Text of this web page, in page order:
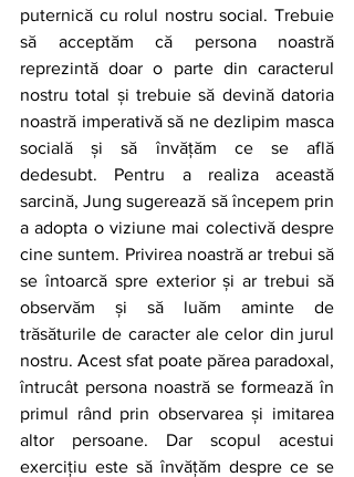
puternică cu rolul nostru social. Trebuie
să acceptăm că persona noastră
reprezintă doar o parte din caracterul
nostru total și trebuie să devină datoria
noastră imperativă să ne dezlipim masca
socială și să învățăm ce se află
dedesubt. Pentru a realiza această
sarcină, Jung sugerează să începem prin
a adopta o viziune mai colectivă despre
cine suntem. Privirea noastră ar trebui să
se întoarcă spre exterior și ar trebui să
observăm și să luăm aminte de
trăsăturile de caracter ale celor din jurul
nostru. Acest sfat poate părea paradoxal,
întrucât persona noastră se formează în
primul rând prin observarea și imitarea
altor persoane. Dar scopul acestui
exercițiu este să învățăm despre ce se